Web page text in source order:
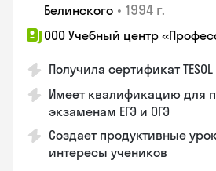
Белинского • 1994 г.
ООО Учебный центр
Получила сертификат
Имеет квалификацию для
экзаменам ЕГЭ и ОГЭ
Создает продуктивные
интересы учеников